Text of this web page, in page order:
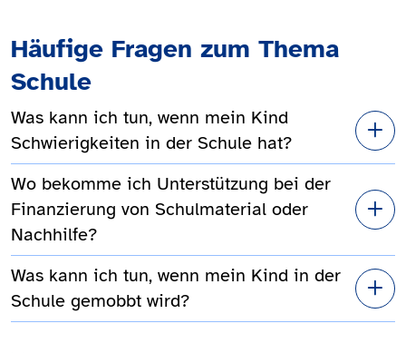
Häufige Fragen zum Thema
Schule
Was kann ich tun, wenn mein Kind
Schwierigkeiten in der Schule hat?
Wo bekomme ich Unterstützung bei der
Finanzierung von Schulmaterial oder
Nachhilfe?
Was kann ich tun, wenn mein Kind in der
Schule gemobbt wird?